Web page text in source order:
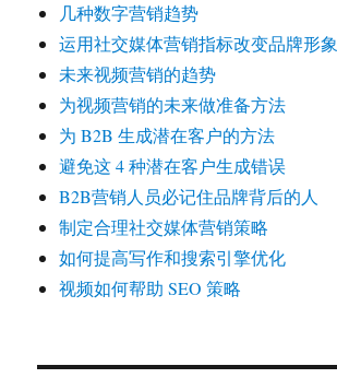
几种数字营销趋势
运用社交媒体营销指标改变品牌形象
未来视频营销的趋势
为视频营销的未来做准备方法
为 B2B 生成潜在客户的方法
避免这 4 种潜在客户生成错误
B2B营销人员必记住品牌背后的人
制定合理社交媒体营销策略
如何提高写作和搜索引擎优化
视频如何帮助 SEO 策略